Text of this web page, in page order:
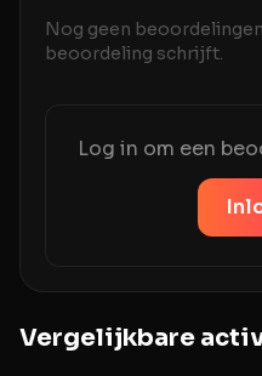
Nog geen
beoordeling schrijft.
Log in om een
Vergelijkbare